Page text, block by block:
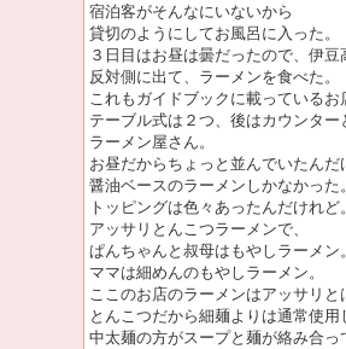
宿泊客がそんなにいないから
貸切のようにしてお風呂に入った。
３日目はお昼は曇だったので、伊豆
反対側に出て、ラーメンを食べた。
これもガイドブックに載っているお
テーブル式は２つ、後はカウンター
ラーメン屋さん。
お昼だからちょっと並んでいたんだ
醤油ベースのラーメンしかなかった
トッピングは色々あったんだけれど
アッサリとんこつラーメンで、
ぱんちゃんと叔母はもやしラーメン
ママは細めんのもやしラーメン。
ここのお店のラーメンはアッサリと
とんこつだから細麺よりは通常使用
中太麺の方がスープと麺が絡み合っ